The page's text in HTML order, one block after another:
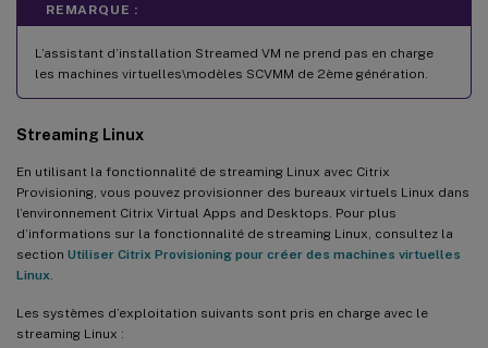
REMARQUE :
L’assistant d’installation Streamed VM ne prend pas en charge
les machines virtuelles\modèles SCVMM de 2ème génération.
Streaming Linux
En utilisant la fonctionnalité de streaming Linux avec Citrix
Provisioning, vous pouvez provisionner des bureaux virtuels Linux dans
l’environnement Citrix Virtual Apps and Desktops. Pour plus
d’informations sur la fonctionnalité de streaming Linux, consultez la
section Utiliser Citrix Provisioning pour créer des machines virtuelles
Linux
Les systèmes d’exploitation suivants sont pris en charge avec le
streaming Linux :